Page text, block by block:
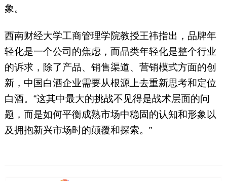
象。
西南财经大学工商管理学院教授王祎指出，品牌年
轻化是一个公司的焦虑，而品类年轻化是整个行业
的诉求，除了产品、销售渠道、营销模式方面的创
新，中国白酒企业需要从根源上去重新思考和定位
白酒。“这其中最大的挑战不见得是战术层面的问
题，而是如何平衡成熟市场中稳固的认知和形象以
及拥抱新兴市场时的颠覆和探索。”